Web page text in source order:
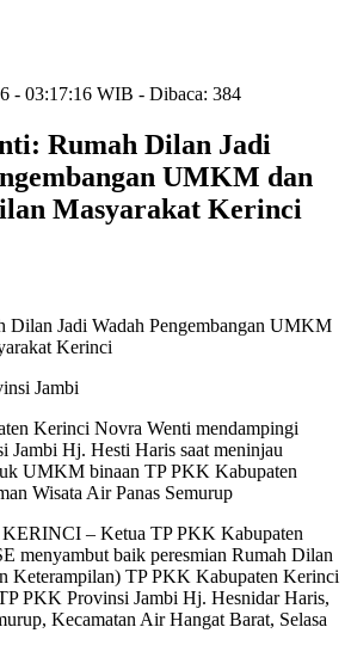
- 03:17:16 WIB - Dibaca: 384
Rumah Dilan Jadi
UMKM dan
Masyarakat Kerinci
Jambi
Kerinci Novra Wenti mendampingi
Jambi Hj. Hesti Haris saat meninjau
UMKM binaan TP PKK Kabupaten
Wisata Air Panas Semurup
– Ketua TP PKK Kabupaten
menyambut baik peresmian Rumah Dilan
Keterampilan) TP PKK Kabupaten Kerinci
PKK Provinsi Jambi Hj. Hesnidar Haris,
Kecamatan Air Hangat Barat, Selasa